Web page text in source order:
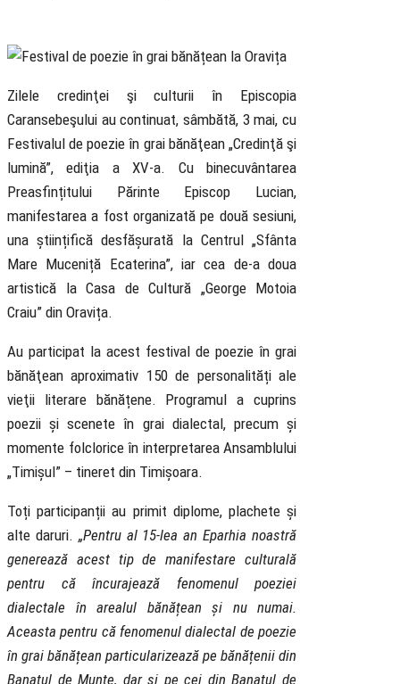
Zilele credinţei şi culturii în Episcopia
Caransebeşului au continuat, sâmbătă, 3 mai, cu
Festivalul de poezie în grai bănăţean „Credinţă şi
lumină”, ediţia a XV-a. Cu binecuvântarea
Preasfințitului Părinte Episcop Lucian,
manifestarea a fost organizată pe două sesiuni,
una științifică desfășurată la Centrul „Sfânta
Mare Muceniță Ecaterina”, iar cea de-a doua
artistică la Casa de Cultură „George Motoia
Craiu” din Oravița.
Au participat la acest festival de poezie în grai
bănăţean aproximativ 150 de personalități ale
vieţii literare bănățene. Programul a cuprins
poezii și scenete în grai dialectal, precum și
momente folclorice în interpretarea Ansamblului
„Timișul” – tineret din Timișoara.
Toți participanții au primit diplome, plachete și
alte daruri. „Pentru al 15-lea an Eparhia noastră
generează acest tip de manifestare culturală
pentru că încurajează fenomenul poeziei
dialectale în arealul bănățean și nu numai.
Aceasta pentru că fenomenul dialectal de poezie
în grai bănățean particularizează pe bănățenii din
Banatul de Munte, dar și pe cei din Banatul de